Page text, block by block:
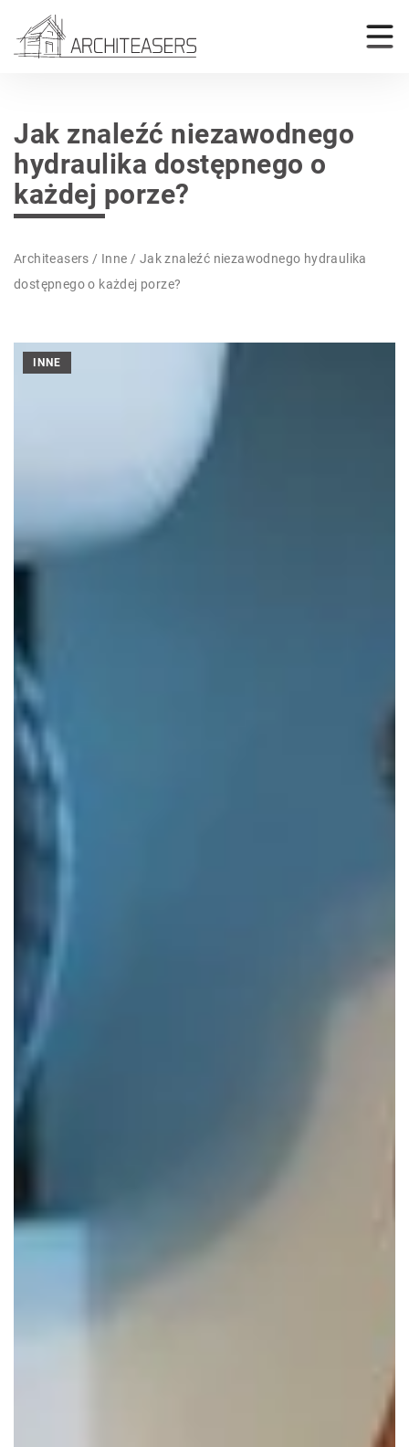
Jak znaleźć niezawodnego
hydraulika dostępnego o
każdej porze?
Architeasers / Inne / Jak znaleźć niezawodnego hydraulika
dostępnego o każdej porze?
INNE